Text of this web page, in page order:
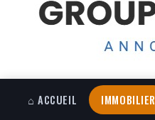
⌂ ACCUEIL
IMMOBILIER